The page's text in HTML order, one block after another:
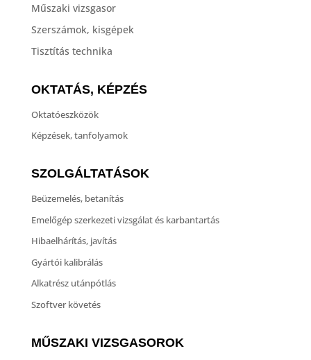
Műszaki vizsgasor
Szerszámok, kisgépek
Tisztítás technika
OKTATÁS, KÉPZÉS
Oktatóeszközök
Képzések, tanfolyamok
SZOLGÁLTATÁSOK
Beüzemelés, betanítás
Emelőgép szerkezeti vizsgálat és karbantartás
Hibaelhárítás, javítás
Gyártói kalibrálás
Alkatrész utánpótlás
Szoftver követés
MŰSZAKI VIZSGASOROK